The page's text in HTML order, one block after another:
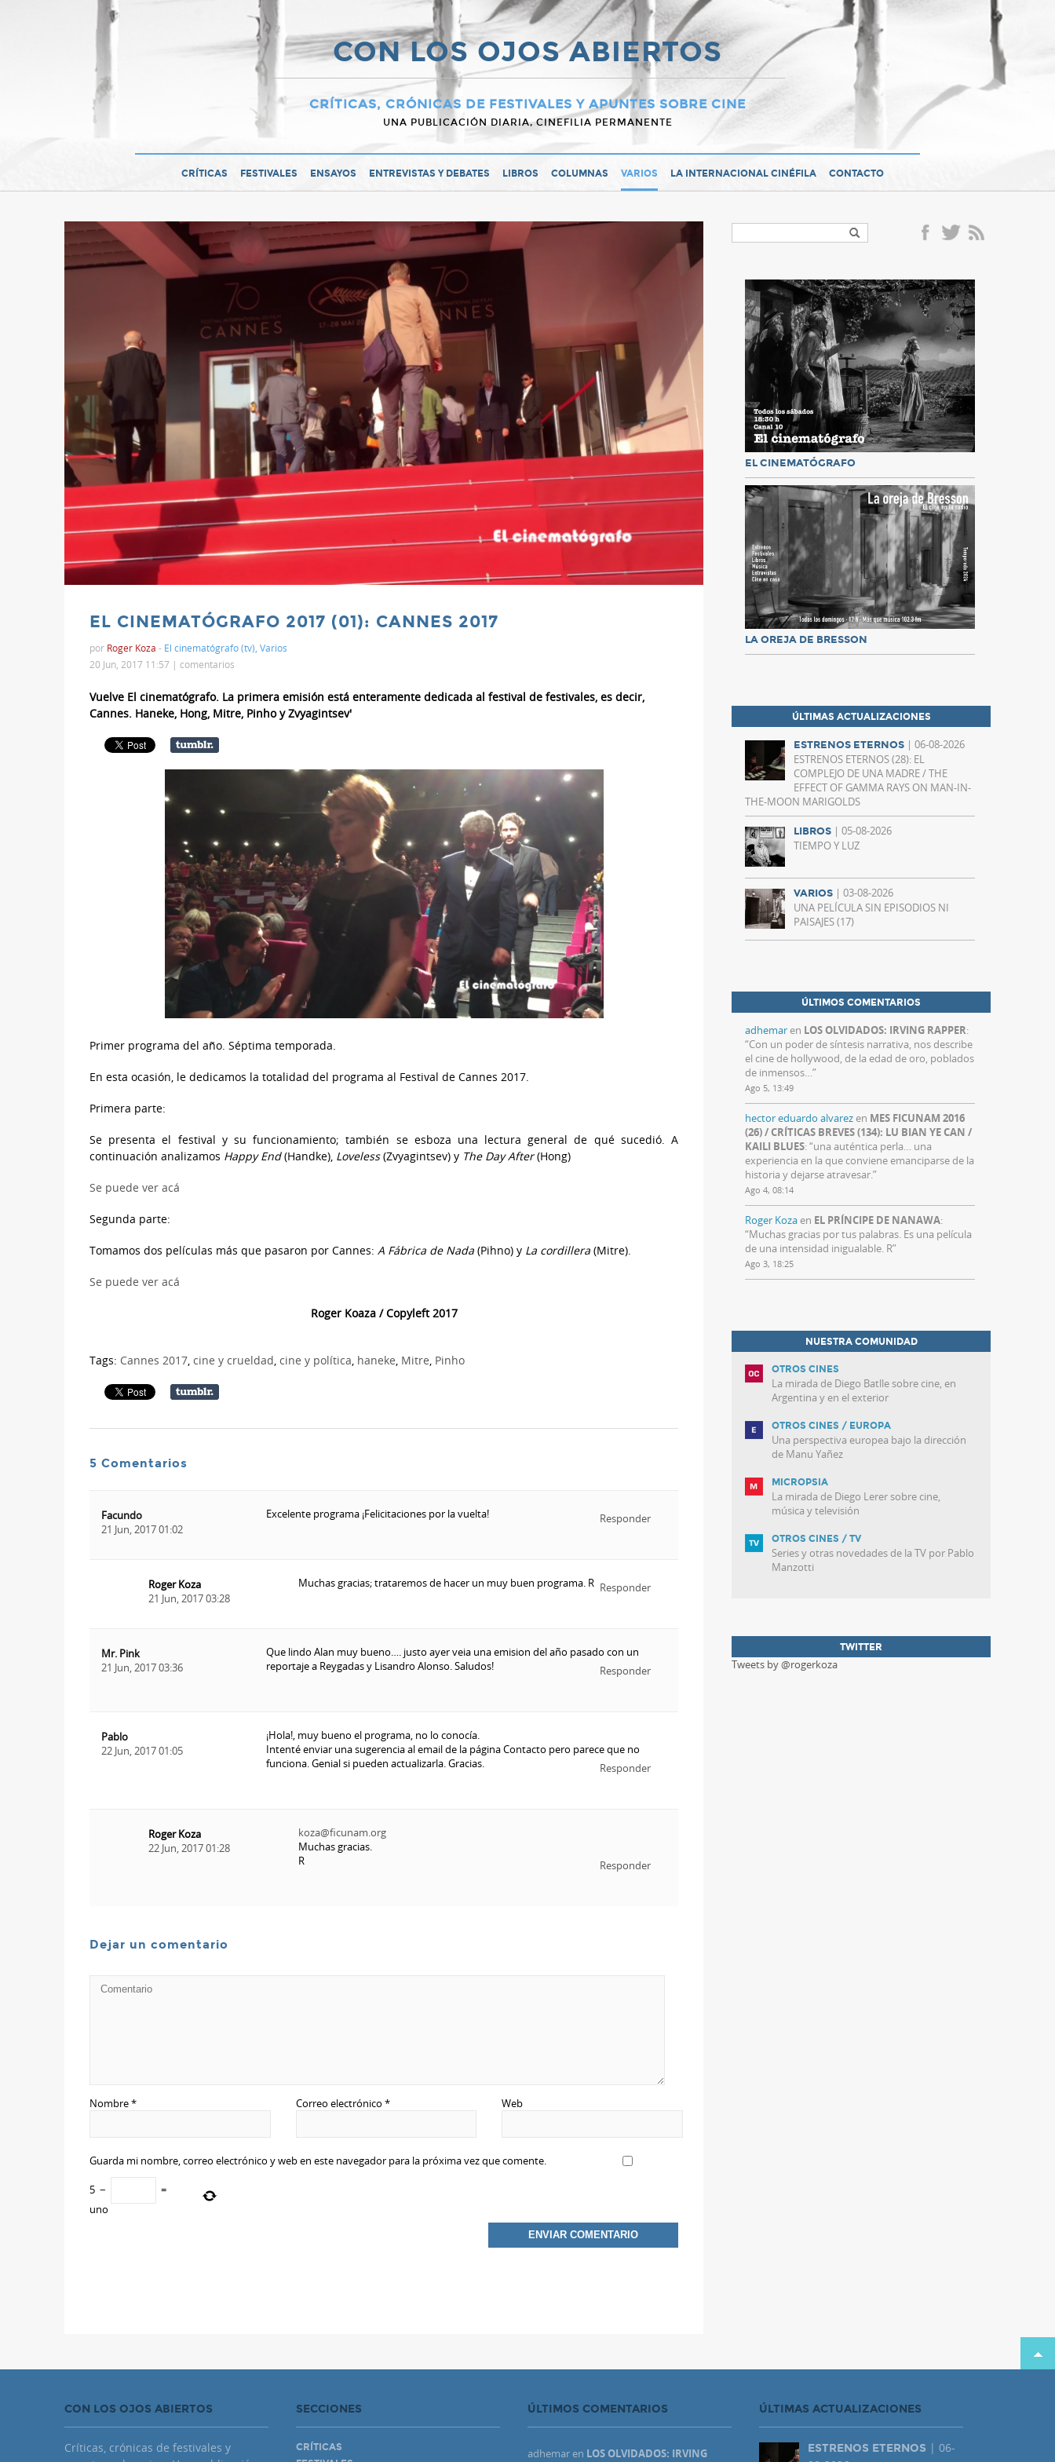
CON LOS OJOS ABIERTOS
CRÍTICAS, CRÓNICAS DE FESTIVALES Y APUNTES SOBRE CINE
UNA PUBLICACIÓN DIARIA, CINEFILIA PERMANENTE
CRÍTICAS FESTIVALES ENSAYOS ENTREVISTAS Y DEBATES LIBROS COLUMNAS VARIOS LA INTERNACIONAL CINÉFILA CONTACTO
EL CINEMATÓGRAFO 2017 (01): CANNES 2017
por Roger Koza - El cinematógrafo (tv) Varios
20 Jun, 2017 11:57 | comentarios
Vuelve El cinematógrafo. La primera emisión está enteramente dedicada al festival de festivales, es decir,
Cannes. Haneke, Hong, Mitre, Pinho y Zvyagintsev'
Primer programa del año. Séptima temporada.
En esta ocasión, le dedicamos la totalidad del programa al Festival de Cannes 2017.
Primera parte:
Se presenta el festival y su funcionamiento; también se esboza una lectura general de qué sucedió. A
continuación analizamos Happy End(Handke), Loveless(Zvyagintsev) y The Day After(Hong)
Se puede ver acá
Segunda parte:
Tomamos dos películas más que pasaron por Cannes: A Fábrica de Nada (Pihno) y La cordillera (Mitre).
Se puede ver acá
Roger Koaza / Copyleft 2017
Tags: Cannes 2017, cine y crueldad, cine y política, haneke, Mitre, Pinho
5 Comentarios
Facundo
21 Jun, 2017 01:02
Excelente programa ¡Felicitaciones por la vuelta! Responder
Roger Koza
21 Jun, 2017 03:28
Muchas gracias; trataremos de hacer un muy buen programa. R Responder
Mr. Pink
21 Jun, 2017 03:36
Que lindo Alan muy bueno…. justo ayer veia una emision del año pasado con un
reportaje a Reygadas y Lisandro Alonso. Saludos!
Responder
Pablo
22 Jun, 2017 01:05
¡Hola!, muy bueno el programa, no lo conocía.
Intenté enviar una sugerencia al email de la página Contacto pero parece que no
funciona. Genial si pueden actualizarla. Gracias.
Responder
Roger Koza
22 Jun, 2017 01:28
koza@ficunam.org
Muchas gracias.
R
Responder
Dejar un comentario
Nombre* Correo electrónico * Web
Guarda mi nombre, correo electrónico y web en este navegador para la próxima vez que comente.
5 −
=
uno
EL CINEMATÓGRAFO
LA OREJA DE BRESSON
ÚLTIMAS ACTUALIZACIONES
ESTRENOS ETERNOS | 06-08-2026
ESTRENOS ETERNOS (28): EL
COMPLEJO DE UNA MADRE / THE
EFFECT OF GAMMA RAYS ON MAN-IN-
THE-MOON MARIGOLDS
LIBROS | 05-08-2026
TIEMPO Y LUZ
VARIOS | 03-08-2026
UNA PELÍCULA SIN EPISODIOS NI
PAISAJES (17)
ÚLTIMOS COMENTARIOS
adhemaren LOS OLVIDADOS: IRVING RAPPER:
“Con un poder de síntesis narrativa, nos describe
el cine de hollywood, de la edad de oro, poblados
de inmensos…”
Ago 5, 13:49
hector eduardo alvarezen MES FICUNAM 2016
(26) / CRÍTICAS BREVES (134): LU BIAN YE CAN /
KAILI BLUES: “una auténtica perla… una
experiencia en la que conviene emanciparse de la
historia y dejarse atravesar.”
Ago 4, 08:14
Roger Kozaen EL PRÍNCIPE DE NANAWA:
“Muchas gracias por tus palabras. Es una película
de una intensidad inigualable. R”
Ago 3, 18:25
NUESTRA COMUNIDAD
OTROS CINES
La mirada de Diego Batlle sobre cine, en
Argentina y en el exterior
OTROS CINES / EUROPA
Una perspectiva europea bajo la dirección
de Manu Yañez
MICROPSIA
La mirada de Diego Lerer sobre cine,
música y televisión
OTROS CINES / TV
Series y otras novedades de la TV por Pablo
Manzotti
TWITTER
Tweets by @rogerkoza
CON LOS OJOS ABIERTOS
Críticas, crónicas de festivales y
SECCIONES
CRÍTICAS
ÚLTIMOS COMENTARIOS
adhemaren LOS OLVIDADOS: IRVING
ÚLTIMAS ACTUALIZACIONES
ESTRENOS ETERNOS | 06-